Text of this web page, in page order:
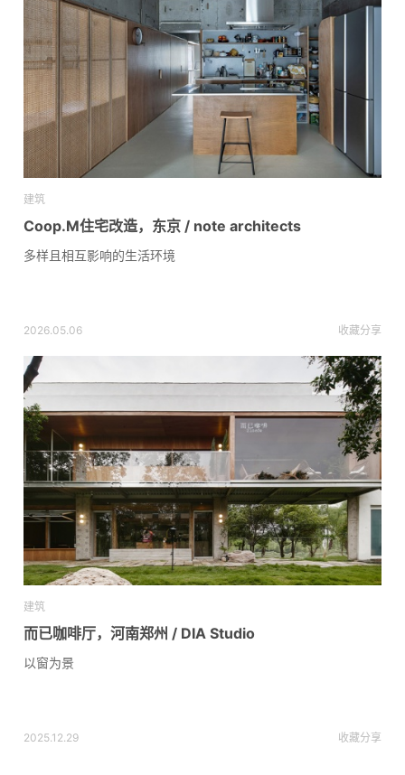
建筑
Coop.M住宅改造，东京 / note architects
多样且相互影响的生活环境
2026.05.06 收藏分享
建筑
而已咖啡厅，河南郑州 / DIA Studio
以窗为景
2025.12.29 收藏分享